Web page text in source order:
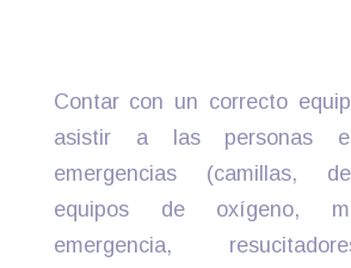
Contar con un correcto
asistir a las personas
emergencias (camillas,
equipos de oxígeno,
emergencia,